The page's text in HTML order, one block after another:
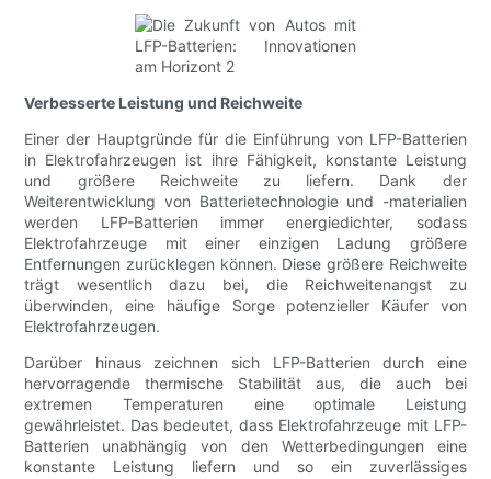
Verbesserte Leistung und Reichweite
Einer der Hauptgründe für die Einführung von LFP-Batterien
in Elektrofahrzeugen ist ihre Fähigkeit, konstante Leistung
und größere Reichweite zu liefern. Dank der
Weiterentwicklung von Batterietechnologie und -materialien
werden LFP-Batterien immer energiedichter, sodass
Elektrofahrzeuge mit einer einzigen Ladung größere
Entfernungen zurücklegen können. Diese größere Reichweite
trägt wesentlich dazu bei, die Reichweitenangst zu
überwinden, eine häufige Sorge potenzieller Käufer von
Elektrofahrzeugen.
Darüber hinaus zeichnen sich LFP-Batterien durch eine
hervorragende thermische Stabilität aus, die auch bei
extremen Temperaturen eine optimale Leistung
gewährleistet. Das bedeutet, dass Elektrofahrzeuge mit LFP-
Batterien unabhängig von den Wetterbedingungen eine
konstante Leistung liefern und so ein zuverlässiges